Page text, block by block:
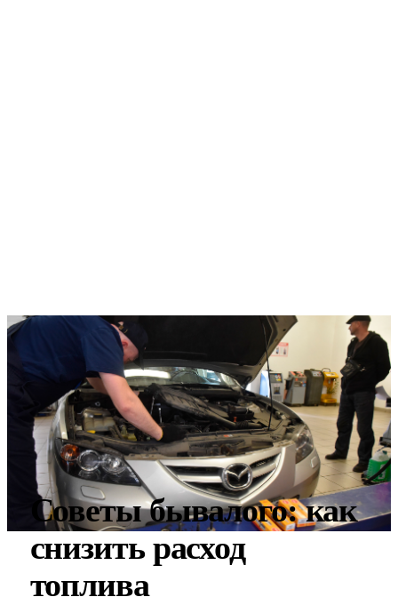
Советы бывалого: как
снизить расход
топлива